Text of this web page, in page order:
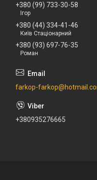
+380 (99) 733-30-58
Ігор
+380 (44) 334-41-46
Київ Стаціонарний
+380 (93) 697-76-35
Роман
farkop-
+380935276665